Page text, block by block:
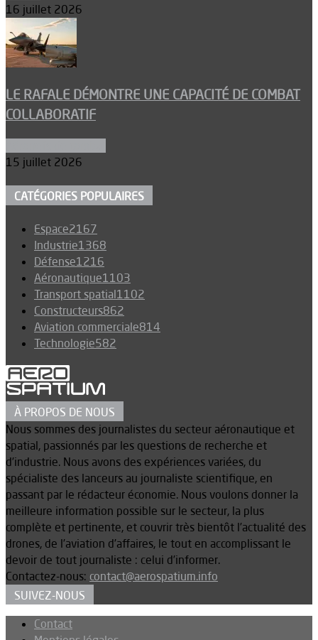
16 juillet 2026
LE RAFALE DÉMONTRE UNE CAPACITÉ DE COMBAT
COLLABORATIF
15 juillet 2026
CATÉGORIES POPULAIRES
Espace2167
Industrie1368
Défense1216
Aéronautique1103
Transport spatial1102
Constructeurs862
Aviation commerciale814
Technologie582
À PROPOS DE NOUS
Nous sommes des journalistes du secteur aéronautique et
spatial, passionnés par les questions de recherche et
d’industrie. Nous avons des expériences variées, du
spécialiste des lanceurs au journaliste scientifique, en
passant par le rédacteur économie. Nous voulons donner la
meilleure information possible sur le secteur, la plus
complète et pertinente, et couvrir très bientôt l’actualité des
drones, de l’aviation d’affaires, le tout en accomplissant le
devoir de tout journaliste : celui d’informer.
Contactez-nous: contact@aerospatium.info
SUIVEZ-NOUS
Contact